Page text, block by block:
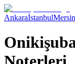
AnkaraİstanbulMersin